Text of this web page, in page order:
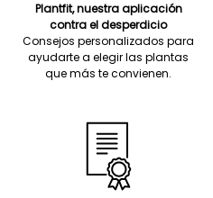
Plantfit, nuestra aplicación
contra el desperdicio
Consejos personalizados para
ayudarte a elegir las plantas
que más te convienen.